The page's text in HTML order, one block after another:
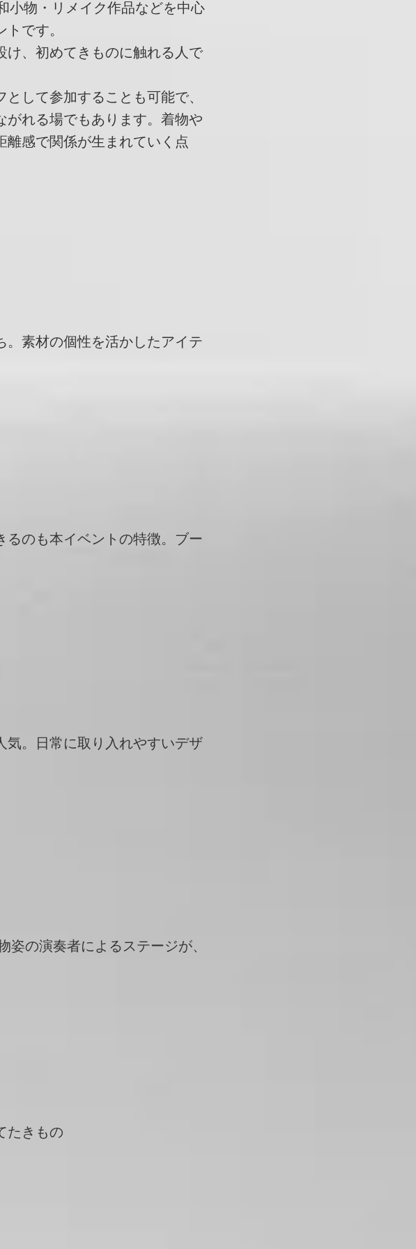
小物・リメイク作品などを中心
です。
け、初めてきものに触れる人で
して参加することも可能で、
れる場でもあります。着物や
離感で関係が生まれていく点
素材の個性を活かしたアイテ
のも本イベントの特徴。ブー
。日常に取り入れやすいデザ
の演奏者によるステージが、
たきもの